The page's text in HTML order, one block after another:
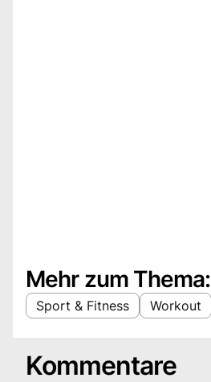
Mehr zum Thema:
Sport & Fitness Workout
Kommentare